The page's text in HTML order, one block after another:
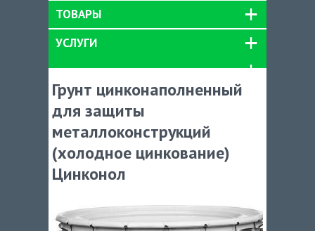
ТОВАРЫ
УСЛУГИ
Грунт цинконаполненный
для защиты
металлоконструкций
(холодное цинкование)
Цинконол